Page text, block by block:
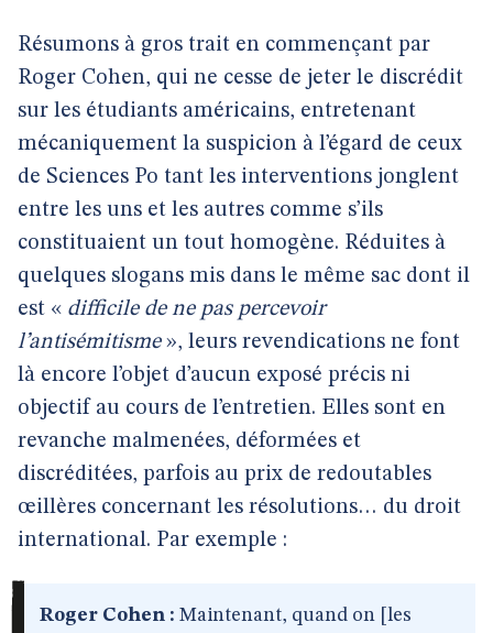
Résumons à gros trait en commençant par
Roger Cohen, qui ne cesse de jeter le discrédit
sur les étudiants américains, entretenant
mécaniquement la suspicion à l’égard de ceux
de Sciences Po tant les interventions jonglent
entre les uns et les autres comme s’ils
constituaient un tout homogène. Réduites à
quelques slogans mis dans le même sac dont il
est « difficile de ne pas percevoir
l’antisémitisme», leurs revendications ne font
là encore l’objet d’aucun exposé précis ni
objectif au cours de l’entretien. Elles sont en
revanche malmenées, déformées et
discréditées, parfois au prix de redoutables
œillères concernant les résolutions… du droit
international. Par exemple :
Roger Cohen : Maintenant, quand on [les